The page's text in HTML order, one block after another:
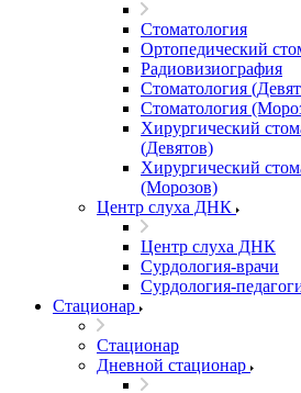
Стоматология
Ортопедический
Радиовизиография
Стоматология
Стоматология
Хирургический
(Девятов)
Хирургический
(Морозов)
Центр слуха ДНК
Центр слуха ДНК
Сурдология-врачи
Сурдология-
Стационар
Стационар
Дневной стационар